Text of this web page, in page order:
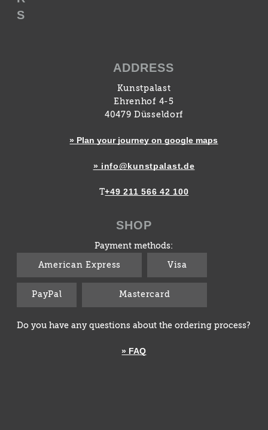
S
ADDRESS
Kunstpalast
Ehrenhof 4-5
40479 Düsseldorf
» Plan your journey on google maps
» info@kunstpalast.de
T+49 211 566 42 100
SHOP
Payment methods:
American Express Visa
PayPal Mastercard
Do you have any questions about the ordering process?
» FAQ